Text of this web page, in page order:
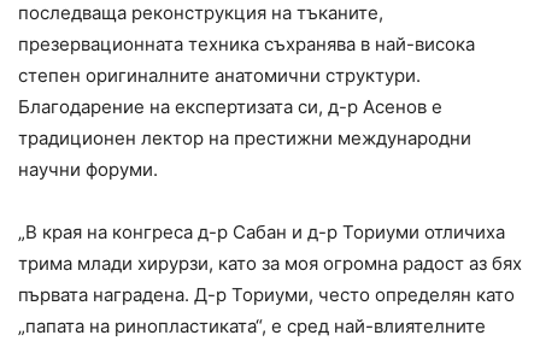
последваща реконструкция на тъканите,
презервационната техника съхранява в най-висока
степен оригиналните анатомични структури.
Благодарение на експертизата си, д-р Асенов е
традиционен лектор на престижни международни
научни форуми.
„В края на конгреса д-р Сабан и д-р Ториуми отличиха
трима млади хирурзи, като за моя огромна радост аз бях
първата наградена. Д-р Ториуми, често определян като
„папата на ринопластиката“, е сред най-влиятелните